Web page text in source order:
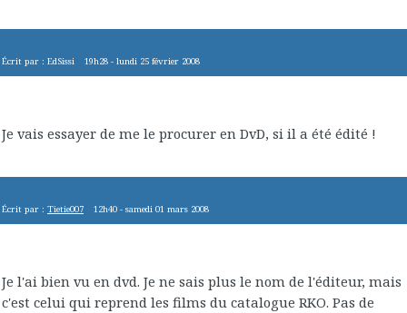
Écrit par : EdSissi 19h28 -lundi 25 février 2008
Je vais essayer de me le procurer en DvD, si il a été édité !
Écrit par : Tietie007 12h40 -samedi 01 mars 2008
Je l'ai bien vu en dvd. Je ne sais plus le nom de l'éditeur, mais
c'est celui qui reprend les films du catalogue RKO. Pas de